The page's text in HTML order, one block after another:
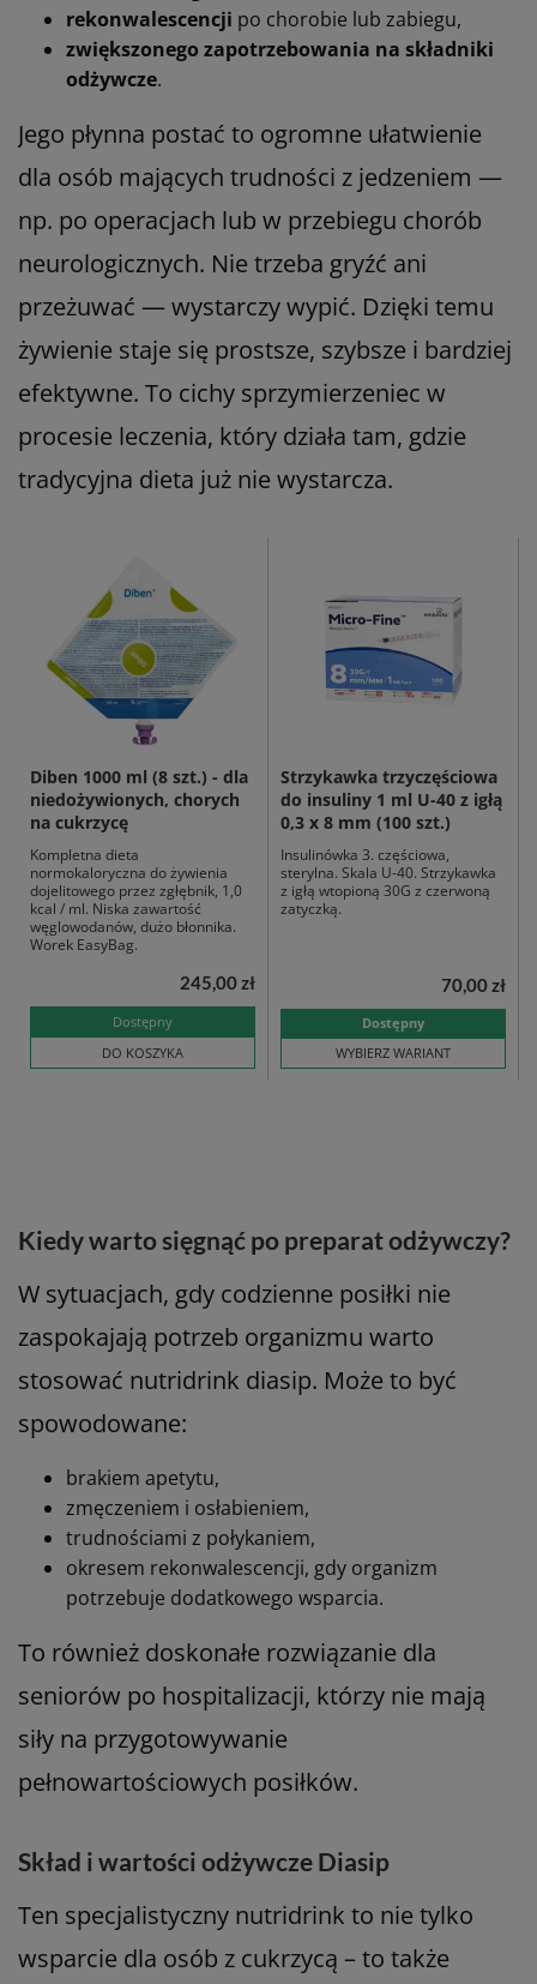
rekonwalescencji po chorobie lub zabiegu,
zwiększonego zapotrzebowania na składniki
odżywcze.
Jego płynna postać to ogromne ułatwienie
dla osób mających trudności z jedzeniem —
np. po operacjach lub w przebiegu chorób
neurologicznych. Nie trzeba gryźć ani
przeżuwać — wystarczy wypić. Dzięki temu
żywienie staje się prostsze, szybsze i bardziej
efektywne. To cichy sprzymierzeniec w
procesie leczenia, który działa tam, gdzie
tradycyjna dieta już nie wystarcza.
Diben 1000 ml (8 szt.) - dla
niedożywionych, chorych
na cukrzycę
Kompletna dieta
normokaloryczna do żywienia
dojelitowego przez zgłębnik, 1,0
kcal / ml. Niska zawartość
węglowodanów, dużo błonnika.
Worek EasyBag.
Dostępny
DO KOSZYKA
245,00 zł
Strzykawka trzyczęściowa
do insuliny 1 ml U-40 z igłą
0,3 x 8 mm (100 szt.)
Insulinówka 3. częściowa,
sterylna. Skala U-40. Strzykawka
z igłą wtopioną 30G z czerwoną
zatyczką.
Dostępny
WYBIERZ WARIANT
70,00 zł
Kiedy warto sięgnąć po preparat odżywczy?
W sytuacjach, gdy codzienne posiłki nie
zaspokajają potrzeb organizmu warto
stosować nutridrink diasip. Może to być
spowodowane:
brakiem apetytu,
zmęczeniem i osłabieniem,
trudnościami z połykaniem,
okresem rekonwalescencji, gdy organizm
potrzebuje dodatkowego wsparcia.
To również doskonałe rozwiązanie dla
seniorów po hospitalizacji, którzy nie mają
siły na przygotowywanie
pełnowartościowych posiłków.
Skład i wartości odżywcze Diasip
Ten specjalistyczny nutridrink to nie tylko
wsparcie dla osób z cukrzycą – to także